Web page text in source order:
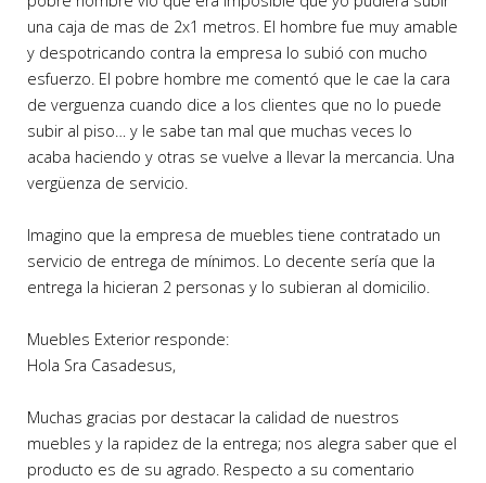
una caja de mas de 2x1 metros. El hombre fue muy amable
y despotricando contra la empresa lo subió con mucho
esfuerzo. El pobre hombre me comentó que le cae la cara
de verguenza cuando dice a los clientes que no lo puede
subir al piso… y le sabe tan mal que muchas veces lo
acaba haciendo y otras se vuelve a llevar la mercancia. Una
vergüenza de servicio.
Imagino que la empresa de muebles tiene contratado un
servicio de entrega de mínimos. Lo decente sería que la
entrega la hicieran 2 personas y lo subieran al domicilio.
Muebles Exterior responde:
Hola Sra Casadesus,
Muchas gracias por destacar la calidad de nuestros
muebles y la rapidez de la entrega; nos alegra saber que el
producto es de su agrado. Respecto a su comentario